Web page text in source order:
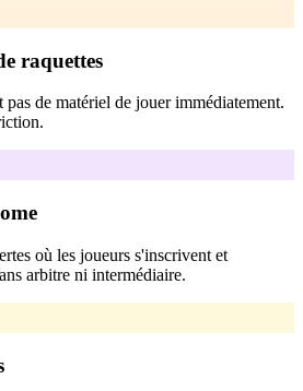
raquettes
de matériel de jouer immédiatement.
où les joueurs s'inscrivent et
arbitre ni intermédiaire.